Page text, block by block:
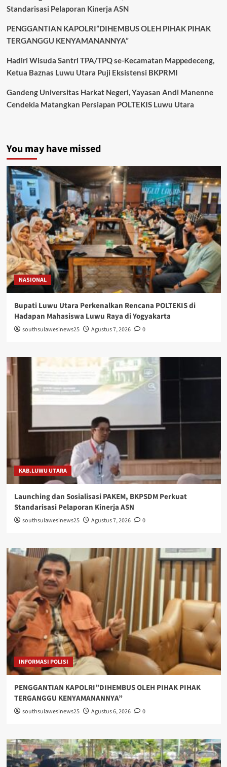
Standarisasi Pelaporan Kinerja ASN
PENGGANTIAN KAPOLRI”DIHEMBUS OLEH PIHAK PIHAK
TERGANGGU KENYAMANANNYA”
Hadiri Wisuda Santri TPA/TPQ se-Kecamatan Mappedeceng,
Ketua Baznas Luwu Utara Puji Eksistensi BKPRMI
Gandeng Universitas Harkat Negeri, Yayasan Andi Manenne
Cendekia Matangkan Persiapan POLTEKIS Luwu Utara
You may have missed
NASIONAL
Bupati Luwu Utara Perkenalkan Rencana POLTEKIS di
Hadapan Mahasiswa Luwu Raya di Yogyakarta
southsulawesinews25 Agustus 7, 2026 0
KAB.LUWU UTARA
Launching dan Sosialisasi PAKEM, BKPSDM Perkuat
Standarisasi Pelaporan Kinerja ASN
southsulawesinews25 Agustus 7, 2026 0
INFORMASI POLISI
PENGGANTIAN KAPOLRI”DIHEMBUS OLEH PIHAK PIHAK
TERGANGGU KENYAMANANNYA”
southsulawesinews25 Agustus 6, 2026 0